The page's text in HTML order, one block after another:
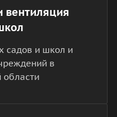
вентиляция
садов и школ и
в
области